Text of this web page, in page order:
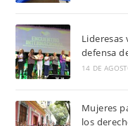
Lideresas
defensa
14 DE
Mujeres
los